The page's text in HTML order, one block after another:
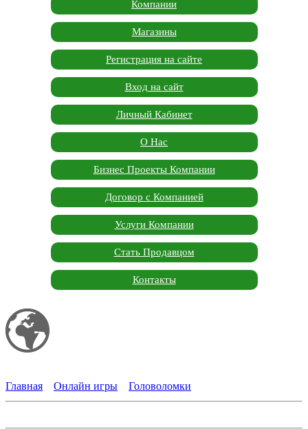
Компании
Магазины
Регистрация на сайте
Вход на сайт
Личный Кабинет
О Нас
Бизнес Проекты Компании
Договор с Компанией
Услуги Компании
Стать Продавцом
Контакты
Главная
Онлайн игры Головоломки